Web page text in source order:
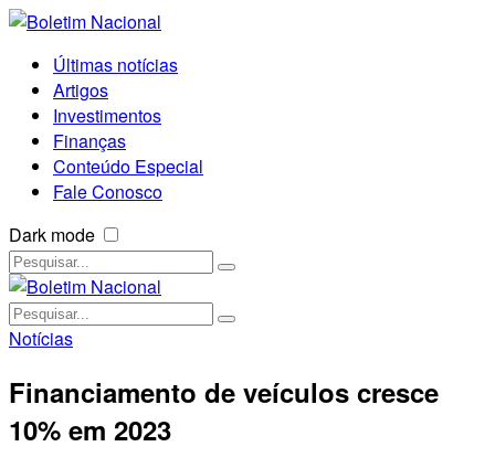
Últimas notícias
Artigos
Investimentos
Finanças
Conteúdo Especial
Fale Conosco
Dark mode
Notícias
Financiamento de veículos cresce
10% em 2023